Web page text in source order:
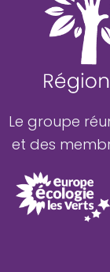
Le groupe
et des